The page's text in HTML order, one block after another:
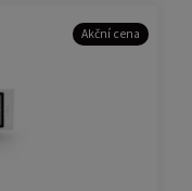
Akční cena